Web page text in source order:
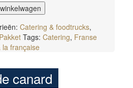
Catering & foodtrucks,
Pakket Tags: Catering, Franse
la française
canard